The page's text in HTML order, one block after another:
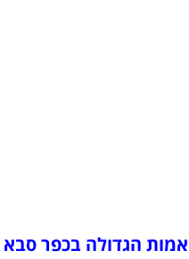
הגדולה בכפר סבא